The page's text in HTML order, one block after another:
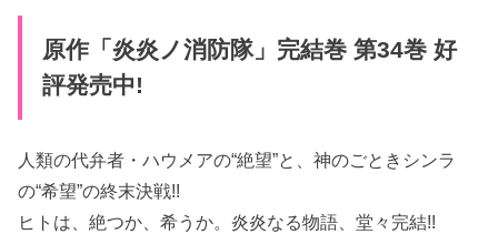
原作「炎炎ノ消防隊」完結巻 第34巻 好
評発売中!
人類の代弁者・ハウメアの“絶望”と、神のごときシンラ
の“希望”の終末決戦!!
ヒトは、絶つか、希うか。炎炎なる物語、堂々完結!!